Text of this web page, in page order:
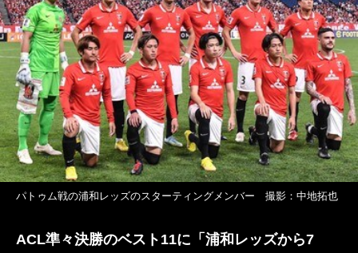
パトゥム戦の浦和レッズのスターティングメンバー 撮影：中地拓也
ACL準々決勝のベスト11に「浦和レッズから7